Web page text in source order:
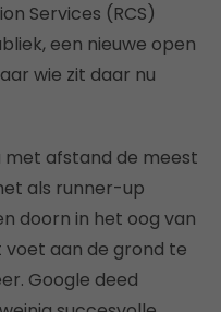
Services (RCS)
een nieuwe open
wie zit daar nu
met afstand de meest
als runner-up
doorn in het oog van
aan de grond te
Google deed